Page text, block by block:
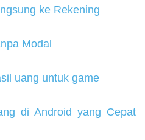
ke Rekening
Modal
uang untuk game
di Android yang Cepat